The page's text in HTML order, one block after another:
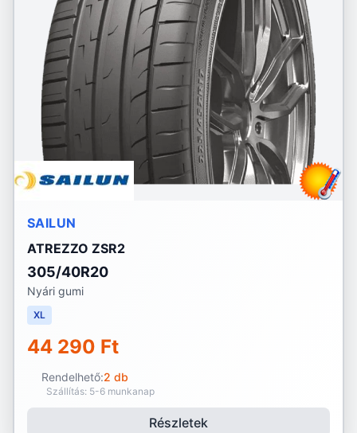
SAILUN
ATREZZO ZSR2
305/40R20
Nyári gumi
XL
44 290 Ft
Rendelhető:2 db
Szállítás: 5-6 munkanap
Részletek